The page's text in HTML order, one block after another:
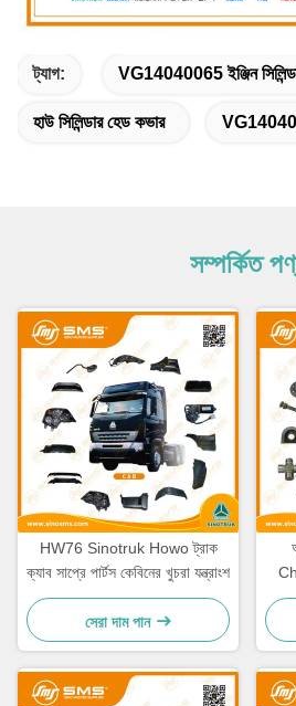
ট্যাগ: VG14040065 ইঞ্জিন
হাউ সিলিন্ডার হেড কভার
সম্পর্কিত
HW76 Sinotruk Howo ট্রাক
ক্যাব সাপ্রে পার্টস কেবিনের খুচরা যন্ত্রাংশ
সেরা দাম পান